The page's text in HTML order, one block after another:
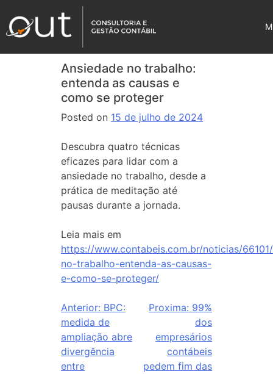
Ansiedade no trabalho:
entenda as causas e
como se proteger
Posted on 15 de julho de 2024
Descubra quatro técnicas
eficazes para lidar com a
ansiedade no trabalho, desde a
prática de meditação até
pausas durante a jornada.
Leia mais em
https://www.contabeis.com.br/noticias/
no-trabalho-entenda-as-causas-
e-como-se-proteger/
Anterior: BPC:
medida de
ampliação abre
divergência
entre
Proxima: 99%
dos
empresários
contábeis
pedem fim das